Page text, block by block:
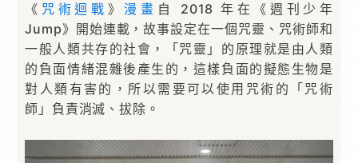
《 咒術迴戰 》漫畫 自 2018 年在《週刊少年
Jump》開始連載，故事設定在一個咒靈、咒術師和
一般人類共存的社會，「咒靈」的原理就是由人類
的負面情緒混雜後產生的，這樣負面的擬態生物是
對人類有害的，所以需要可以使用咒術的「咒術
師」負責消滅、拔除。